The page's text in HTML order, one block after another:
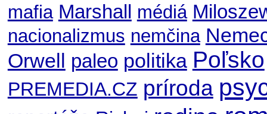
mafia Marshall médiá
nacionalizmus nemčina
Orwell paleo politika Poľsko
PREMEDIA.CZ príroda